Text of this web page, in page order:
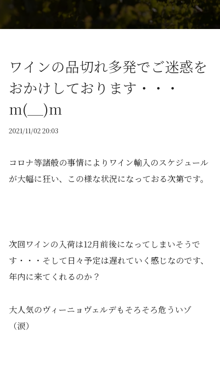
ワインの品切れ多発でご迷惑を
おかけしております・・・
m(__)m
2021/11/02 20:03
コロナ等諸般の事情によりワイン輸入のスケジュール
が大幅に狂い、この様な状況になっておる次第です。
次回ワインの入荷は12月前後になってしまいそうで
す・・・そして日々予定は遅れていく感じなのです、
年内に来てくれるのか？
大人気のヴィーニョヴェルデもそろそろ危ういゾ
（涙）